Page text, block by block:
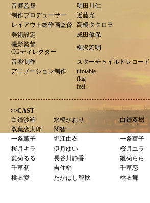
音響監督
明田川仁
制作プロデューサー
近藤光
レイアウト総作画監督 高橋タクロヲ
美術設定
成田偉保
撮影監督
CGディレクター
柳沢宏明
音楽制作
スターチャイルドレコード
アニメーション制作
ufotable
flag
feel.
>>CAST
白鐘沙羅
水橋かおり 白鐘双樹
双葉恋太郎
関智一
一条薫子
堀江由衣 一条菫子
桜月キラ
伊月ゆい 桜月ユラ
雛菊るる
長谷川静香 雛菊らら
千草初
吉住梢 千草恋
桃衣愛
たかはし智秋 桃衣舞